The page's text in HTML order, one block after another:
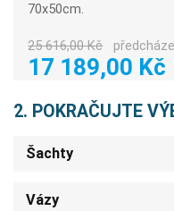
70x50cm.
25 616,00 Kč
17 189,00 Kč
2. POKRAČUJTE
Šachty
Vázy